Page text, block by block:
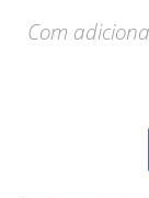
Com